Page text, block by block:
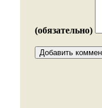
(обязательно)